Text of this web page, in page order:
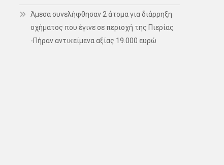
Άμεσα συνελήφθησαν 2 άτομα για διάρρηξη
οχήματος που έγινε σε περιοχή της Πιερίας
-Πήραν αντικείμενα αξίας 19.000 ευρώ